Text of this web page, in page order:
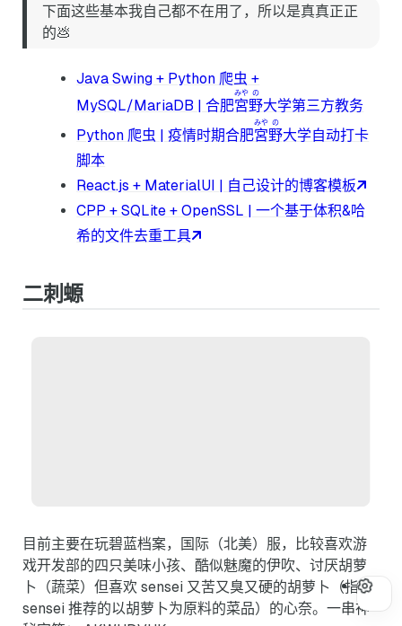
下面这些基本我自己都不在用了，所以是真真正正
的💩
Java Swing + Python 爬虫 +
MySQL/MariaDB | 合肥宮
みや
野
の
大学第三方教务
Python 爬虫 | 疫情时期合肥宮
みや
野
の
大学自动打卡
脚本
React.js + MaterialUI | 自己设计的博客模板
CPP + SQLite + OpenSSL | 一个基于体积&哈
希的文件去重工具
二刺螈
目前主要在玩碧蓝档案，国际（北美）服，比较喜欢游
戏开发部的四只美味小孩、酷似魅魔的伊吹、讨厌胡萝
卜（蔬菜）但喜欢 sensei 又苦又臭又硬的胡萝卜（指
sensei 推荐的以胡萝卜为原料的菜品）的心奈。一串神